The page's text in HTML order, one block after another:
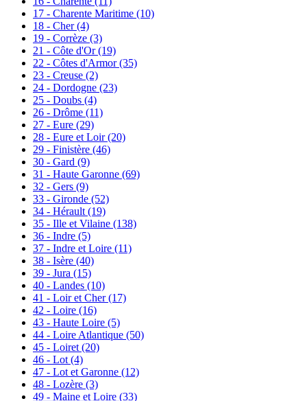
17 - Charente Maritime (10)
18 - Cher(4)
19 - Corrèze (3)
21 - Côte d'Or(19)
22 - Côtes d'Armor(35)
23 - Creuse (2)
24 - Dordogne (23)
25 - Doubs (4)
26 - Drôme (11)
27 - Eure (29)
28 - Eure et Loir(20)
29 - Finistère (46)
30 - Gard (9)
31 - Haute Garonne (69)
32 - Gers (9)
33 - Gironde (52)
34 - Hérault (19)
35 - Ille et Vilaine (138)
36 - Indre (5)
37 - Indre et Loire (11)
38 - Isère (40)
39 - Jura (15)
40 - Landes (10)
41 - Loir et Cher(17)
42 - Loire (16)
43 - Haute Loire (5)
44 - Loire Atlantique (50)
45 - Loiret (20)
46 - Lot (4)
47 - Lot et Garonne (12)
48 - Lozère (3)
49 - Maine et Loire (33)